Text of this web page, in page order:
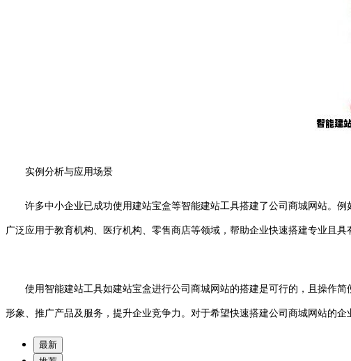
实例分析与应用场景
许多中小企业已成功使用建站宝盒等智能建站工具搭建了公司商城网站。
广泛应用于教育机构、医疗机构、零售商店等领域，帮助企业快速搭建专业且具
使用智能建站工具如建站宝盒进行公司商城网站的搭建是可行的，且操作简
形象、推广产品及服务，提升企业竞争力。对于希望快速搭建公司商城网站的企
最新